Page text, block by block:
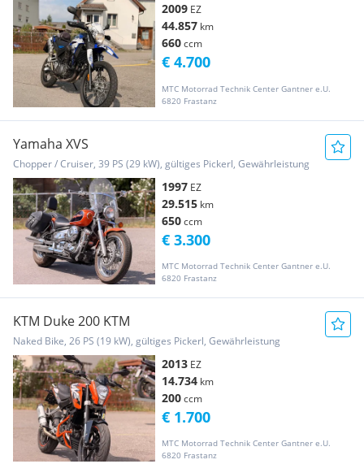
2009 EZ
44.857 km
660ccm
MTC Motorrad Technik Center Gantner e.U.
6820 Frastanz
€ 4.700
Yamaha XVS
Chopper / Cruiser, 39 PS (29 kW), gültiges Pickerl, Gewährleistung
1997 EZ
29.515 km
650ccm
MTC Motorrad Technik Center Gantner e.U.
6820 Frastanz
€ 3.300
KTM Duke 200 KTM
Naked Bike, 26 PS (19 kW), gültiges Pickerl, Gewährleistung
2013 EZ
14.734 km
200ccm
MTC Motorrad Technik Center Gantner e.U.
6820 Frastanz
€ 1.700